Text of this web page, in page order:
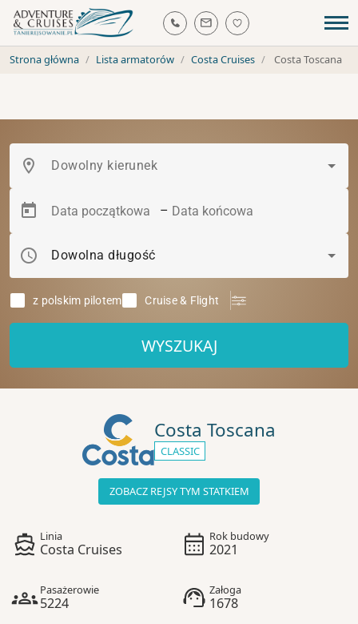
location_on Dowolny kierunek
–
schedule Dowolna długość
WYSZUKAJ
z polskim pilotem Cruise & Flight
Strona główna Lista armatorów Costa Cruises Costa Toscana
Costa Toscana
CLASSIC
ZOBACZ REJSY TYM STATKIEM
Linia
Costa Cruises
Rok budowy
2021
Pasażerowie
5224
Załoga
1678